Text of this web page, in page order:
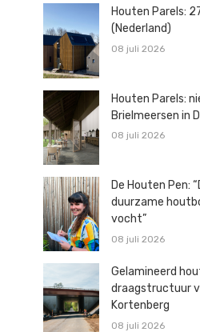
Houten Parels:
(Nederland)
08 juli 2026
Houten Parels:
Brielmeersen in
08 juli 2026
De Houten Pen:
duurzame
vocht”
08 juli 2026
Gelamineerd
draagstructuur
Kortenberg
08 juli 2026